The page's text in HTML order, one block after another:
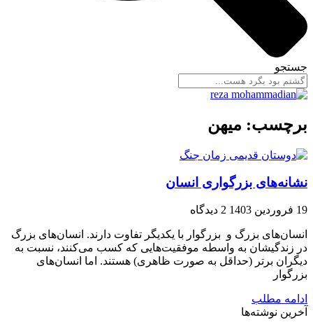
جستجو
برچسب: میهن
نشانه‌های بزرگواری انسان
19 فروردین 1403 2 دیدگاه
انسان‌های بزرگ و بزرگوار با یکدیگر تفاوت دارند. انسان‌های بزرگ
در زندگیشان به واسطه موفقیت‌هایی که کسب می‌کنند، نسبت به
دیگران برتر (حداقل به صورت ظاهری) هستند. اما انسان‌های
بزرگوار
ادامه مطلب
آخرین نوشته‌ها